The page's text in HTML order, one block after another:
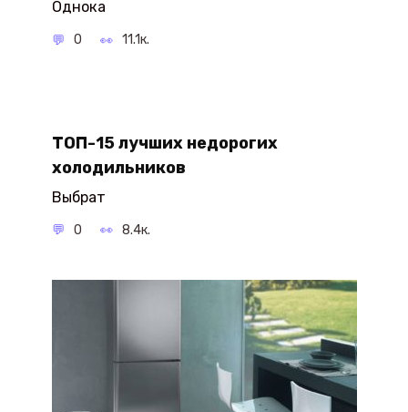
Однока
0 11.1к.
ТОП-15 лучших недорогих
холодильников
Выбрат
0 8.4к.